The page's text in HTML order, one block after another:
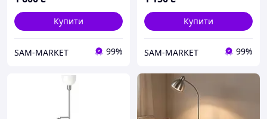
Купити
SAM-MARKET 99%
Купити
SAM-MARKET 99%